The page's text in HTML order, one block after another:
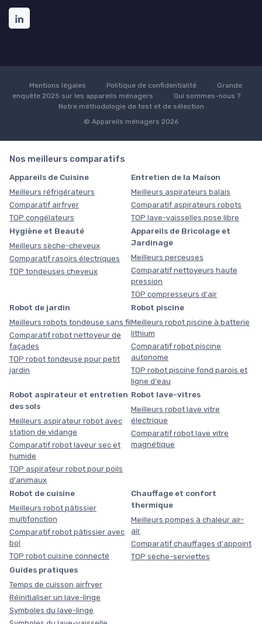
Mentions légales Politique de confidentialité
Grande
enquête 2025 sur les appareils ménagers
Qui sommes-nous ?
Notre méthodologie de test et de sélection
© Appareils ménagers 2026
Nos meilleurs comparatifs
Appareils de Cuisine
Meilleurs réfrigérateurs
Comparatif airfryer
TOP congélateurs
Entretien de la Maison
Meilleurs aspirateurs balais
Comparatif aspirateurs robots
TOP lave-vaisselles pose libre
Hygiène et Beauté
Meilleurs sèche-cheveux
Comparatif rasoirs électriques
TOP tondeuses cheveux
Appareils de Bricolage et
Jardinage
Meilleurs perceuses
Comparatif nettoyeurs haute
pression
TOP compresseurs d'air
Robot de jardin
Meilleurs robots tondeuse sans fil
Comparatif robot nettoyeur de
façades
TOP robot tondeuse pour petit
jardin
Robot piscine
Meilleurs robot piscine à batterie
lithium
Comparatif robot piscine
autonome
TOP robot piscine fond parois et
ligne d'eau
Robot aspirateur et entretien
des sols
Meilleurs aspirateur robot avec
station de vidange
Comparatif robot laveur sec et
humide
TOP aspirateur robot pour poils
d'animaux
Robot lave-vitres
Meilleurs robot lave vitre
électrique
Comparatif robot lave vitre
magnétique
Robot de cuisine
Meilleurs robot pâtissier
multifonction
Comparatif robot pâtissier avec
bol
TOP robot cuisine connecté
Chauffage et confort
thermique
Meilleurs pompes à chaleur air-
air
Comparatif chauffages d'appoint
TOP sèche-serviettes
Guides pratiques
Temps de cuisson airfryer
Réinitialiser un lave-linge
Symboles du lave-linge